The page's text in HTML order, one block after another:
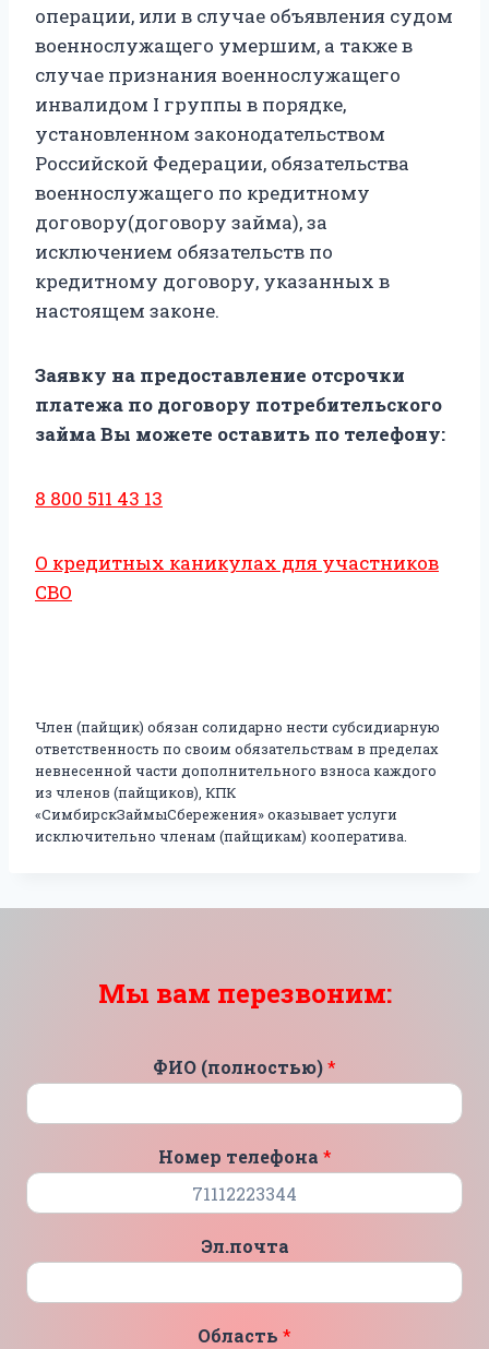
операции, или в случае объявления судом
военнослужащего умершим, а также в
случае признания военнослужащего
инвалидом I группы в порядке,
установленном законодательством
Российской Федерации, обязательства
военнослужащего по кредитному
договору(договору займа), за
исключением обязательств по
кредитному договору, указанных в
настоящем законе.
Заявку на предоставление отсрочки
платежа по договору потребительского
займа Вы можете оставить по телефону:
8 800 511 43 13
О кредитных каникулах для участников
СВО
Член (пайщик) обязан солидарно нести субсидиарную
ответственность по своим обязательствам в пределах
невнесенной части дополнительного взноса каждого
из членов (пайщиков), КПК
«СимбирскЗаймыСбережения» оказывает услуги
исключительно членам (пайщикам) кооператива.
Мы вам перезвоним:
ФИО (полностью)*
Номер телефона *
Эл.почта
Область *